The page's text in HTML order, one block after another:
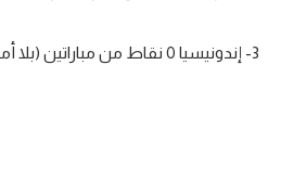
3- إندونيسيا 0 نقاط من مباراتين (بلا أمل)